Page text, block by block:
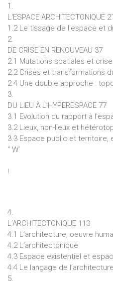
1.
L'ESPACE ARCHITECTONIQUE 21
1.2 Le tissage de l'espace et
2.
DE CRISE EN RENOUVEAU 37
2.1 Mutations spatiales et
2.2 Crises et transformations
2.4 Une double approche :
3.
DU LIEU À L’HYPERESPACE 77
3.1 Evolution du rapport à
3.2 Lieux, non-lieux et
3.3 Espace public et territoire,
" W`
!
4.
L’ARCHITECTONIQUE 113
4.1 L’architecture, oeuvre
4.2 L’architectonique
4.3 Espace existentiel et
4.4 Le langage de
5.